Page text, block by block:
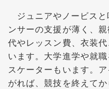
ジュニアやノービス
ンサーの支援が薄く、
代やレッスン費、衣装
います。大学進学や就
スケーターもいます。
がれば、競技を終えて